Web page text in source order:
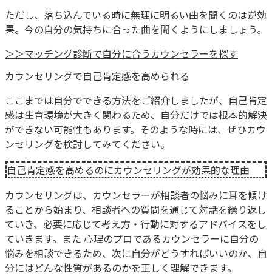
ただし、落ち込んでいる時に無理に明るい曲を聞くのは逆効
果。今の自分の気持ちに合った曲を聞くようにしましょう。
＞＞マッチング診断で自分に合うカウンセラーを探す
カウンセリングで自己肯定感を高められる
ここまでは自分でできる方法をご紹介しましたが、自己肯定
感は生育環境が大きく関わるため、自分だけでは根本的解決
ができない可能性もあります。そのような時には、ぜひカウ
ンセリングを検討してみてください。
自己肯定感を高めるのにカウンセリングが効果的な理由
カウンセリングは、カウンセラーが相談者の悩みに耳を傾け
ることから始まり、相談者への質問を通じて対話を繰り返し
ていき、必要に応じて考え方・行動に対するアドバイスをし
ていきます。また 心理のプロであるカウンセラーに自分の
悩みを相談できるため、次に自分がどうすればいいのか、自
分にはどんな性質があるのかを正しく理解できます。